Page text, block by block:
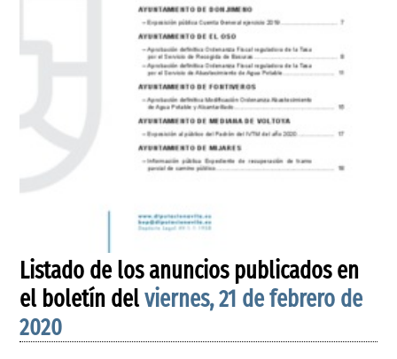
Listado de los anuncios publicados en
el boletín delviernes, 21 de febrero de
2020